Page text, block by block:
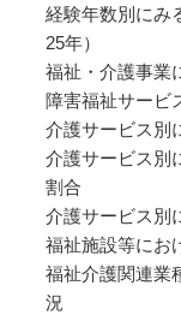
経験年数別にみ
25年）
福祉・介護事業
障害福祉サービ
介護サービス別
介護サービス別
割合
介護サービス別
福祉施設等にお
福祉介護関連業
況